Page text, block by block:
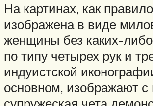
На картинах, как
изображена в виде
женщины без каких-
по типу четырех рук и
индуистской
основном, изображают с